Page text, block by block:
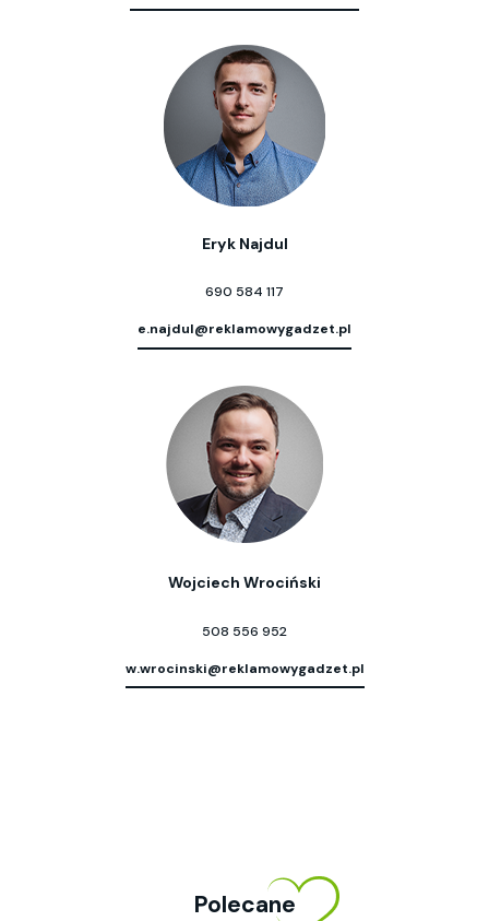
Eryk Najdul
690 584 117
e.najdul@reklamowygadzet.pl
Wojciech Wrociński
508 556 952
w.wrocinski@reklamowygadzet.pl
Polecane